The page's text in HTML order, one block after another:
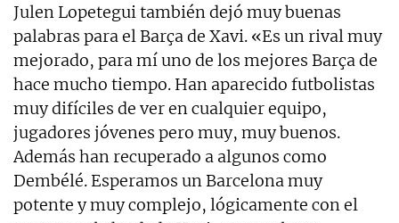
Julen Lopetegui también dejó muy buenas
palabras para el Barça de Xavi. «Es un rival muy
mejorado, para mí uno de los mejores Barça de
hace mucho tiempo. Han aparecido futbolistas
muy difíciles de ver en cualquier equipo,
jugadores jóvenes pero muy, muy buenos.
Además han recuperado a algunos como
Dembélé. Esperamos un Barcelona muy
potente y muy complejo, lógicamente con el